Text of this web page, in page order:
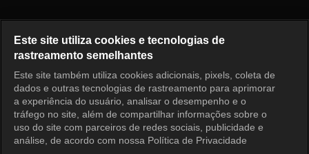
Entrar
Este site utiliza cookies e tecnologias de
rastreamento semelhantes
Este site também utiliza cookies adicionais, pixels, coleta de
dados e outras tecnologias de rastreamento para aprimorar
a experiência do usuário, analisar o desempenho e o
tráfego no site, além de compartilhar informações sobre o
uso do site com parceiros de redes sociais, publicidade e
análise, de acordo com nossa Política de Privacidade